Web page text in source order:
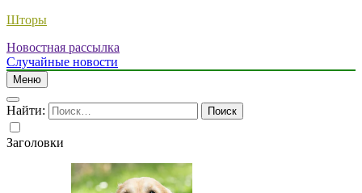
Шторы
Новостная рассылка
Случайные новости
Меню
Найти:
Заголовки